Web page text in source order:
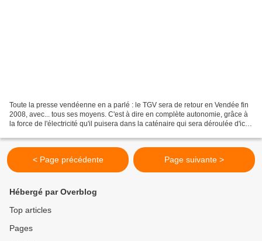
Toute la presse vendéenne en a parlé : le TGV sera de retour en Vendée fin
2008, avec... tous ses moyens. C'est à dire en complète autonomie, grâce à
la force de l'électricité qu'il puisera dans la caténaire qui sera déroulée d'ici
< Page précédente Page suivante >
Hébergé par Overblog
Top articles
Pages